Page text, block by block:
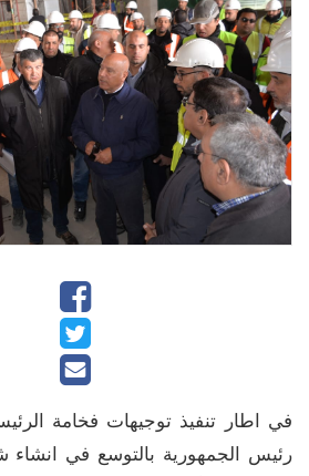
في اطار تنفيذ توجيهات فخامة
رئيس الجمهورية بالتوسع في انشاء